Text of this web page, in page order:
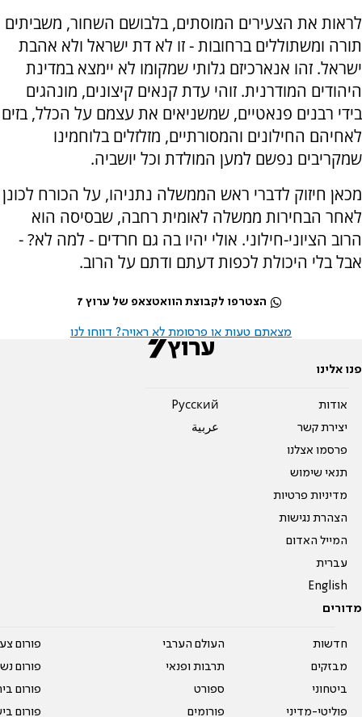
לראות את הצעירים המוסתים, בלבושם השחור, משביתים
תורה ומשתוללים ברחובות - זו לא דת ישראל ולא אהבת
ישראל. זהו אנארכיזם גלותי שמקומו לא יימצא במדינת
היהודים המודרנית. זוהי עדת קנאים קיצונים, מונהגים
בידי רבנים פנאטיים, שמשניאים את עצמם על הכלל, בזים
לאחיהם החילונים והמסורתיים, מזלזלים בלוחמינו
שמקריבים נפשם למען המולדת וכל יושביה.
מכאן חיזוק לדברי ראש הממשלה נתניהו, על הכורח לכונן
לאחר הבחירות ממשלה לאומית רחבה, שבסיסה הוא
הרוב הציוני-חילוני. אולי יהיו בה גם חרדים - למה לא? -
אבל בלי היכולת לכפות דעתם ודתם על הרוב.
הצטרפו לקבוצת הוואטצאפ של ערוץ 7
מצאתם טעות או פרסומת לא ראויה? דווחו לנו
פנו אלינו
אודות
יצירת קשר
פרסמו אצלנו
תנאי שימוש
מדיניות פרטיות
הצהרת נגישות
המייל האדום
עברית
English
Pусский
عربية
מדורים
חדשות
מבזקים
ביטחוני
פוליטי-מדיני
העולם הערבי
תרבות ופנאי
ספורט
פורומים
פורום
פורום
פורום
פורום